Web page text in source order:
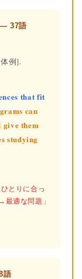
37語
例].
that fit
can
give them
studying
とりに合っ
適な問題」
語